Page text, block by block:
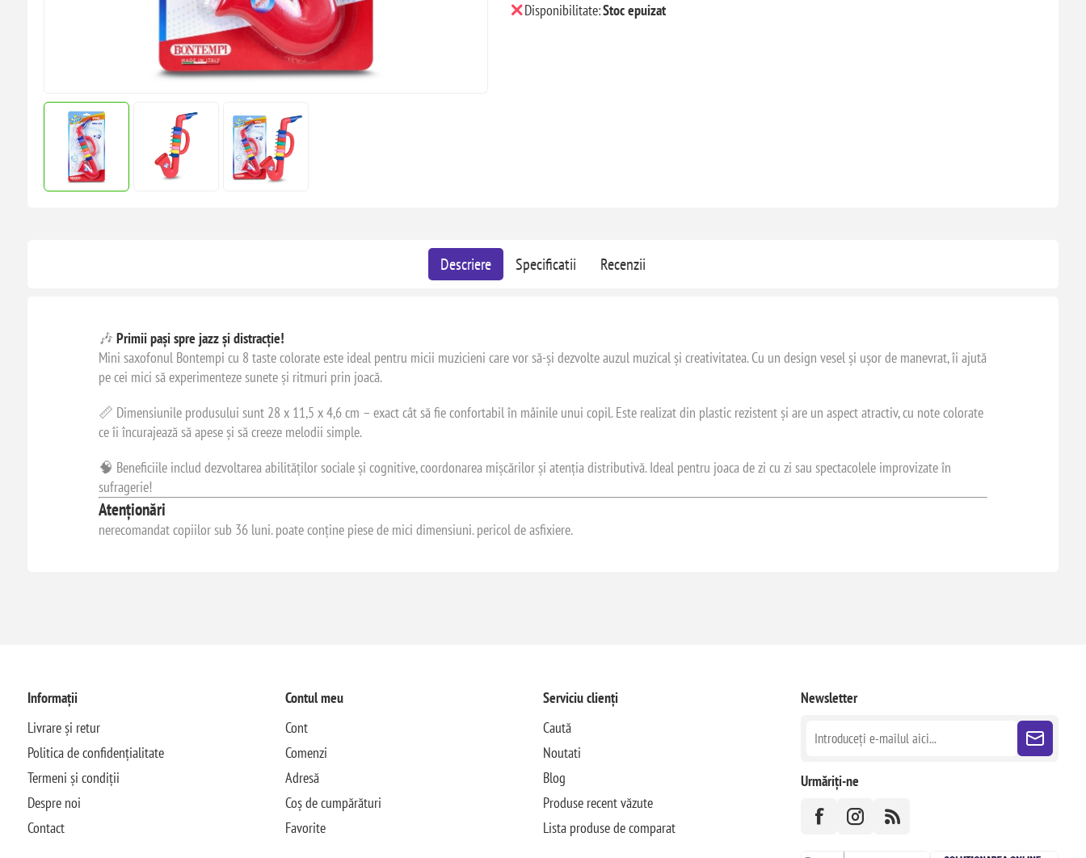
Disponibilitate:Stoc epuizat
Descriere Specificatii Recenzii
🎶 Primii pași spre jazz și distracție!
Mini saxofonul Bontempi cu 8 taste colorate este ideal pentru micii muzicieni care vor să-și dezvolte auzul muzical și creativitatea. Cu un design vesel și ușor de manevrat, îi ajută
pe cei mici să experimenteze sunete și ritmuri prin joacă.
📏 Dimensiunile produsului sunt 28 x 11,5 x 4,6 cm – exact cât să fie confortabil în mâinile unui copil. Este realizat din plastic rezistent și are un aspect atractiv, cu note colorate
ce îi încurajează să apese și să creeze melodii simple.
🧠 Beneficiile includ dezvoltarea abilităților sociale și cognitive, coordonarea mișcărilor și atenția distributivă. Ideal pentru joaca de zi cu zi sau spectacolele improvizate în
sufragerie!
Atenționări
nerecomandat copiilor sub 36 luni. poate conține piese de mici dimensiuni. pericol de asfixiere.
Informații
Livrare și retur
Politica de confidențialitate
Termeni și condiții
Despre noi
Contact
Contul meu
Cont
Comenzi
Adresă
Coș de cumpărături
Favorite
Serviciu clienți
Caută
Noutati
Blog
Produse recent văzute
Lista produse de comparat
Newsletter
Urmăriți-ne